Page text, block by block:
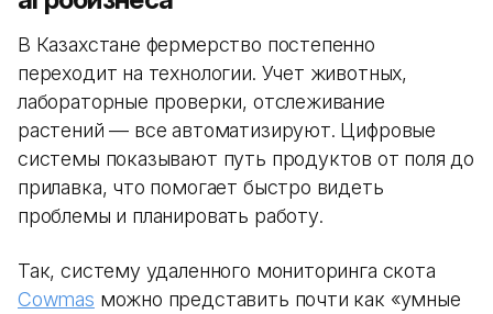
В Казахстане фермерство постепенно
переходит на технологии. Учет животных,
лабораторные проверки, отслеживание
растений — все автоматизируют. Цифровые
системы показывают путь продуктов от поля до
прилавка, что помогает быстро видеть
проблемы и планировать работу.
Так, систему удаленного мониторинга скота
Cowmas можно представить почти как «умные